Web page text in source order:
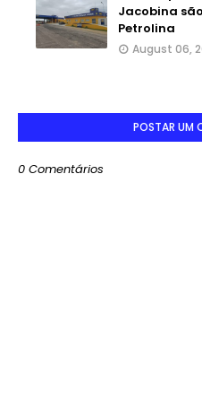
Jacobina
Petrolina
August 06,
POSTAR UM
0 Comentários